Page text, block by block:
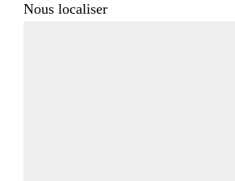
Nous localiser